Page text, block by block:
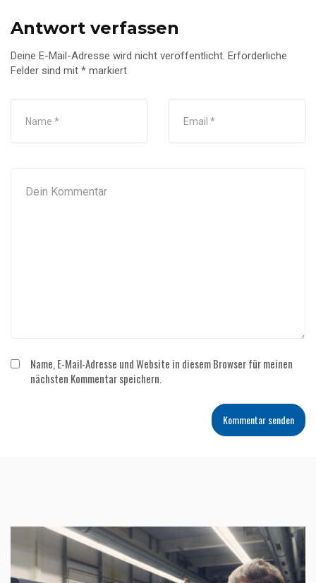
Antwort verfassen
Deine E-Mail-Adresse wird nicht veröffentlicht. Erforderliche
Felder sind mit * markiert
Name, E-Mail-Adresse und Website in diesem Browser für meinen
nächsten Kommentar speichern.